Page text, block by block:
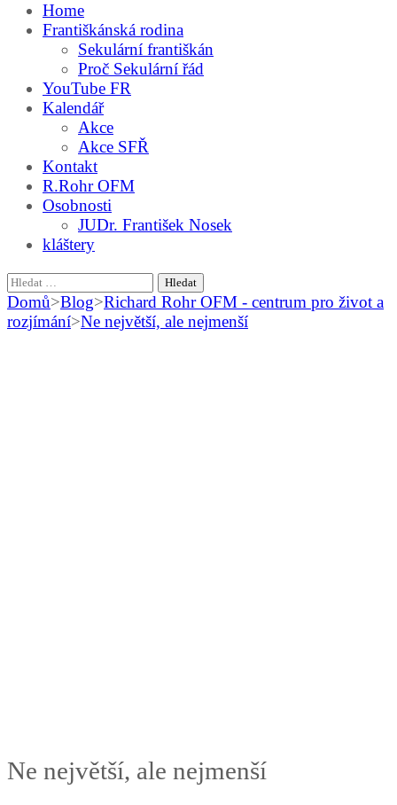
Home
Františkánská rodina
Sekulární františkán
Proč Sekulární řád
YouTube FR
Kalendář
Akce
Akce SFŘ
Kontakt
R.Rohr OFM
Osobnosti
JUDr. František Nosek
kláštery
Vyhledávání
Domů>Blog>Richard Rohr OFM - centrum pro život a
rozjímání>Ne největší, ale nejmenší
Ne největší, ale nejmenší